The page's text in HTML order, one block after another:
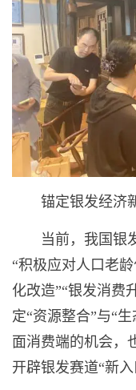
锚定银发经济
当前，我国银
“积极应对人口老
化改造”“银发消费
定“资源整合”与“
面消费端的机会，
开辟银发赛道“新入